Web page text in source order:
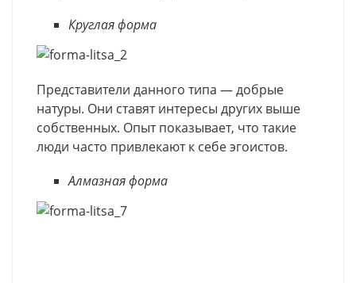
Круглая форма
Представители данного типа — добрые
натуры. Они ставят интересы других выше
собственных. Опыт показывает, что такие
люди часто привлекают к себе эгоистов.
Алмазная форма